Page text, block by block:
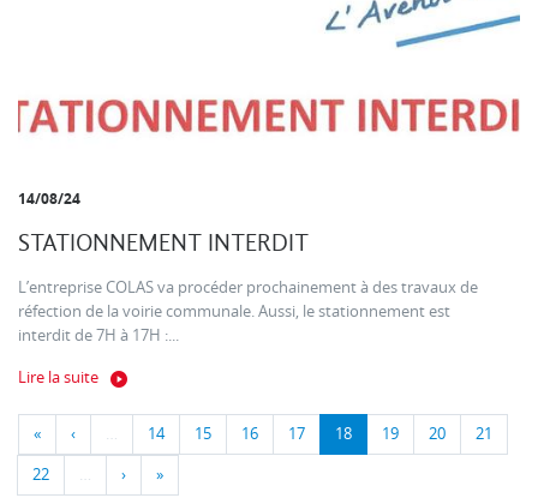
14/08/24
STATIONNEMENT INTERDIT
L’entreprise COLAS va procéder prochainement à des travaux de
réfection de la voirie communale. Aussi, le stationnement est
interdit de 7H à 17H :...
Lire la suite
« ‹ … 14 15 16 17 18 19 20 21
22 … › »